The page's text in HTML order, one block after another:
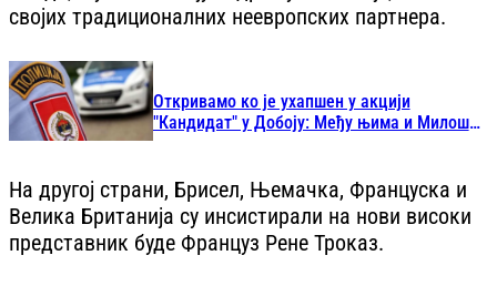
својих традиционалних неевропских партнера.
Откривамо ко је ухапшен у акцији
"Кандидат" у Добоју: Међу њима и Милош
Радоњић
На другој страни, Брисел, Њемачка, Француска и
Велика Британија су инсистирали на нови високи
представник буде Француз Рене Троказ.